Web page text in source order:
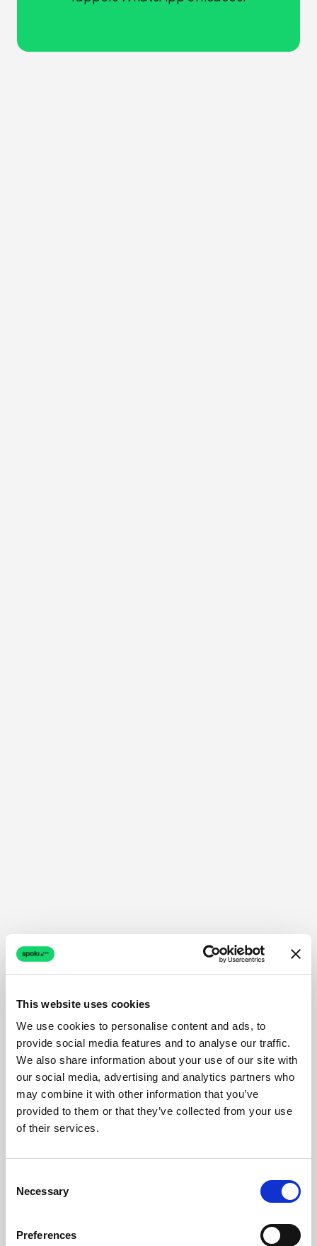
This website uses cookies
We use cookies to personalise content and ads, to
provide social media features and to analyse our traffic.
We also share information about your use of our site with
our social media, advertising and analytics partners who
may combine it with other information that you’ve
provided to them or that they’ve collected from your use
of their services.
Selection
Necessary
Preferences